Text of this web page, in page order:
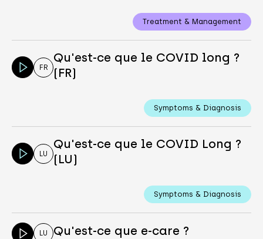
Treatment & Management
FR
Qu'est-ce que le COVID long ?
(FR)
Symptoms & Diagnosis
LU
Qu'est-ce que le COVID Long ?
(LU)
Symptoms & Diagnosis
LU Qu'est-ce que e-care ?